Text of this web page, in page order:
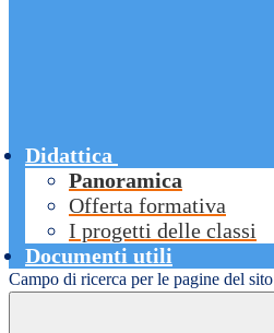
Didattica
Panoramica
Offerta formativa
I progetti delle classi
Documenti utili
Campo di ricerca per le pagine del sito